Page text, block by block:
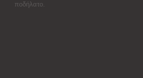
ποδήλατο.